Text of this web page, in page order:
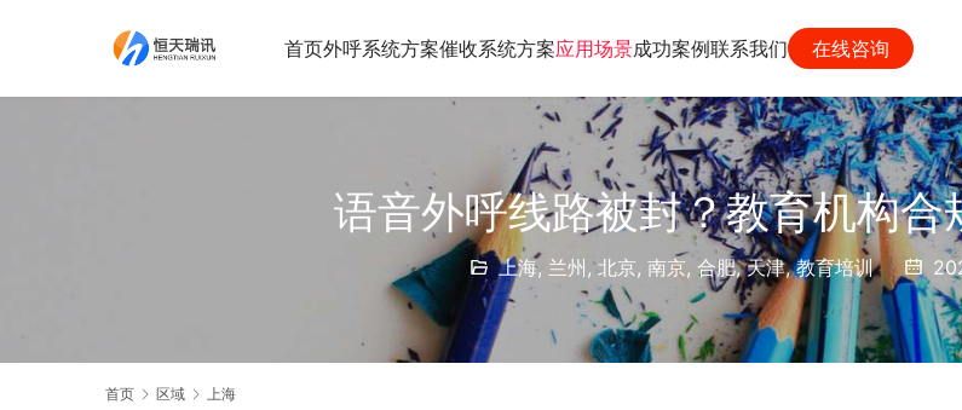
首页外呼系统方案催收系统方案应用场景成功案例联系我们 在线咨询
语音外呼线路被封？教育机构合
上海, 兰州 ,北京, 南京, 合肥,天津,教育培训
首页 区域 上海